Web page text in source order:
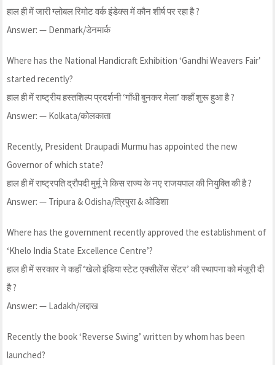
हाल ही में जारी ग्लोबल रिमोट वर्क इंडेक्स में कौन शीर्ष पर रहा है ?
Answer: — Denmark/डेनमार्क
Where has the National Handicraft Exhibition ‘Gandhi Weavers Fair’
started recently?
हाल ही में राष्ट्रीय हस्तशिल्प प्रदर्शनी ‘गाँधी बुनकर मेला’ कहाँ शुरू हुआ है ?
Answer: — Kolkata/कोलकाता
Recently, President Draupadi Murmu has appointed the new
Governor of which state?
हाल ही में राष्ट्रपति द्रौपदी मुर्मू ने किस राज्य के नए राजयपाल की नियुक्ति की है ?
Answer: — Tripura & Odisha/त्रिपुरा & ओडिशा
Where has the government recently approved the establishment of
‘Khelo India State Excellence Centre’?
हाल ही में सरकार ने कहाँ ‘खेलो इंडिया स्टेट एक्सीलेंस सेंटर’ की स्थापना को मंजूरी दी
है ?
Answer: — Ladakh/लद्दाख
Recently the book ‘Reverse Swing’ written by whom has been
launched?